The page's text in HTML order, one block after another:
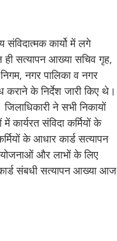
कार्यो में लगे
सत्यापन आख्या सचिव गृह,
नगर पालिका व नगर
के निर्देश जारी किए थे।
ने सभी निकायों
कार्यरत संविदा कर्मियों के
के आधार कार्ड सत्यापन
योजनाओं और लाभों के लिए
संबधी सत्यापन आख्या आज